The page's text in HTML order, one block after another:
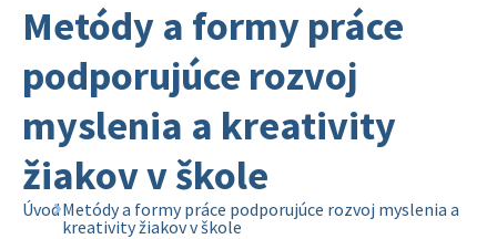
Metódy a formy práce
podporujúce rozvoj
myslenia a kreativity
žiakov v škole
ÚvodMetódy a formy práce podporujúce rozvoj myslenia a
kreativity žiakov v škole